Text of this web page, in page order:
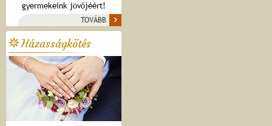
gyermekeink jövőjéért!
TOVÁBB
Házasságkötés